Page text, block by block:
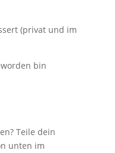
(privat und im
bin
Teile dein
unten im